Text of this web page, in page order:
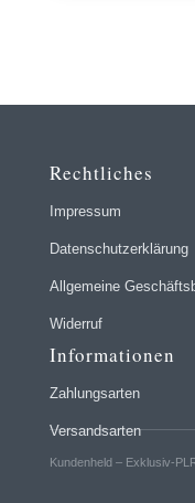
Rechtliches
Impressum
Datenschutzerklärung
Allgemeine
Widerruf
Informationen
Zahlungsarten
Versandsarten
Kundenheld – Exklusiv-